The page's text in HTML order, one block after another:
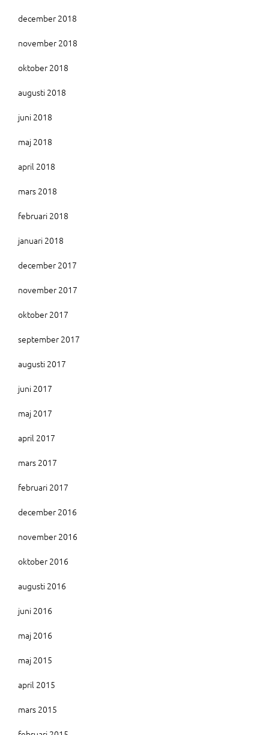
december 2018
november 2018
oktober 2018
augusti 2018
juni 2018
maj 2018
april 2018
mars 2018
februari 2018
januari 2018
december 2017
november 2017
oktober 2017
september 2017
augusti 2017
juni 2017
maj 2017
april 2017
mars 2017
februari 2017
december 2016
november 2016
oktober 2016
augusti 2016
juni 2016
maj 2016
maj 2015
april 2015
mars 2015